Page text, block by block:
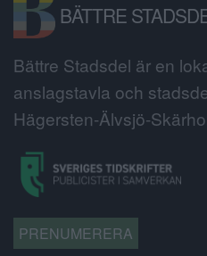
BÄTTRE
Bättre Stadsdel är en
anslagstavla och
Hägersten-Älvsjö-
PRENUMERERA